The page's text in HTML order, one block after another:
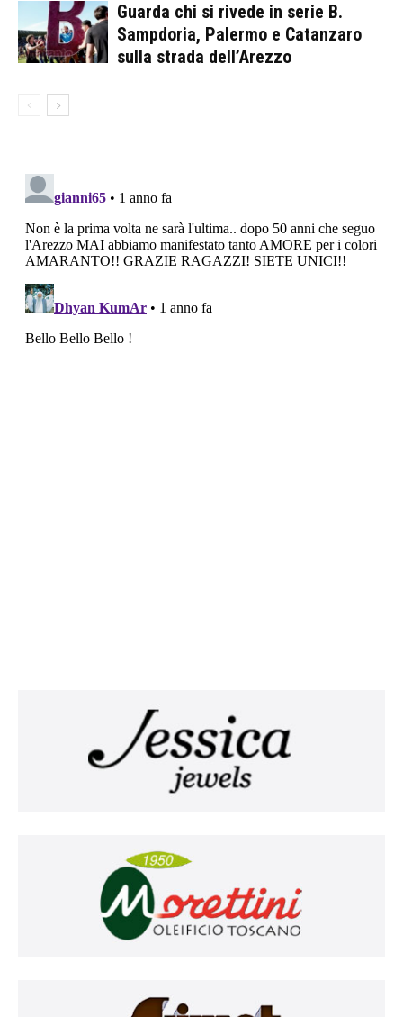
Guarda chi si rivede in serie B.
Sampdoria, Palermo e Catanzaro
sulla strada dell’Arezzo